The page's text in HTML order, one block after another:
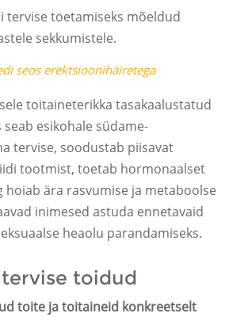
tervise toetamiseks mõeldud
sekkumistele.
seos erektsioonihäiretega
toitaineterikka tasakaalustatud
esikohale südame-
tervise, soodustab piisavat
tootmist, toetab hormonaalset
hoiab ära rasvumise ja metaboolse
inimesed astuda ennetavaid
heaolu parandamiseks.
toidud
toite ja toitaineid konkreetselt